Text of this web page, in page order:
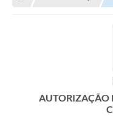
AUTORIZAÇÃO